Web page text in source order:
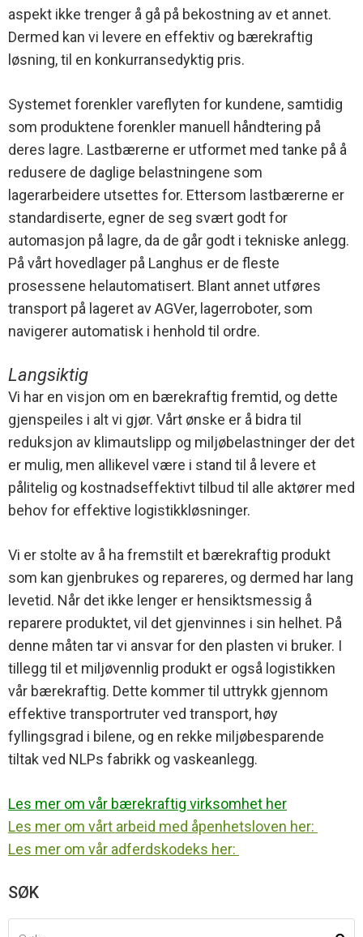
aspekt ikke trenger å gå på bekostning av et annet.
Dermed kan vi levere en effektiv og bærekraftig
løsning, til en konkurransedyktig pris.
Systemet forenkler vareflyten for kundene, samtidig
som produktene forenkler manuell håndtering på
deres lagre. Lastbærerne er utformet med tanke på å
redusere de daglige belastningene som
lagerarbeidere utsettes for. Ettersom lastbærerne er
standardiserte, egner de seg svært godt for
automasjon på lagre, da de går godt i tekniske anlegg.
På vårt hovedlager på Langhus er de fleste
prosessene helautomatisert. Blant annet utføres
transport på lageret av AGVer, lagerroboter, som
navigerer automatisk i henhold til ordre.
Langsiktig
Vi har en visjon om en bærekraftig fremtid, og dette
gjenspeiles i alt vi gjør. Vårt ønske er å bidra til
reduksjon av klimautslipp og miljøbelastninger der det
er mulig, men allikevel være i stand til å levere et
pålitelig og kostnadseffektivt tilbud til alle aktører med
behov for effektive logistikkløsninger.
Vi er stolte av å ha fremstilt et bærekraftig produkt
som kan gjenbrukes og repareres, og dermed har lang
levetid. Når det ikke lenger er hensiktsmessig å
reparere produktet, vil det gjenvinnes i sin helhet. På
denne måten tar vi ansvar for den plasten vi bruker. I
tillegg til et miljøvennlig produkt er også logistikken
vår bærekraftig. Dette kommer til uttrykk gjennom
effektive transportruter ved transport, høy
fyllingsgrad i bilene, og en rekke miljøbesparende
tiltak ved NLPs fabrikk og vaskeanlegg.
Les mer om vår bærekraftig virksomhet her
Les mer om vårt arbeid med åpenhetsloven her:
Les mer om vår adferdskodeks her:
SØK